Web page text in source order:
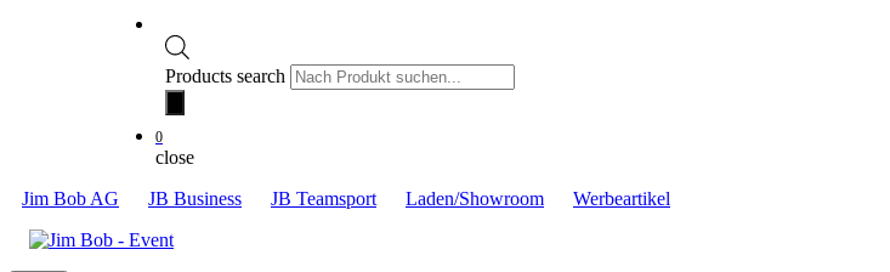
Products search
0
close
Jim Bob AG
JB Business JB Teamsport Laden/Showroom Werbeartikel